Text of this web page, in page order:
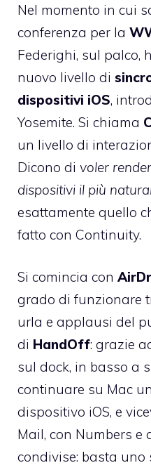
Nel momento in cui
conferenza per la
Federighi, sul palco,
nuovo livello di
dispositivi iOS,
Yosemite. Si chiama
un livello di
Dicono di voler
dispositivi il più
esattamente quello
fatto con Continuity.
Si comincia con
grado di funzionare
urla e applausi del
di HandOff: grazie
sul dock, in basso a
continuare su Mac
dispositivo iOS, e
Mail, con Numbers
condivise: basta uno